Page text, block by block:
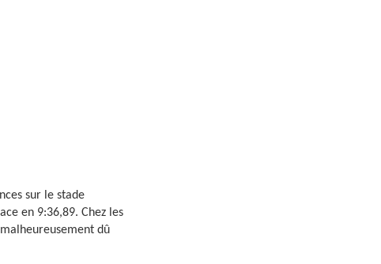
sur le stade
en 9:36,89. Chez les
dû